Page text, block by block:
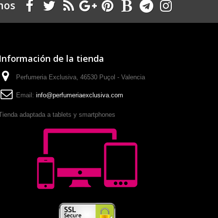
Información de la tienda
Perfumeria Exclusiva, 46530 Puçol - Valencia
Email: info@perfumeriaexclusiva.com
adaptada a tablets y smartphones